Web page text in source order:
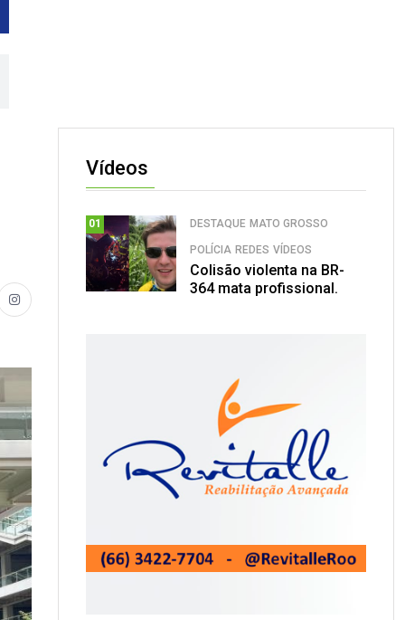
Vídeos
01 DESTAQUE MATO GROSSO
POLÍCIA REDES VÍDEOS
Colisão violenta na BR-
364 mata profissional.